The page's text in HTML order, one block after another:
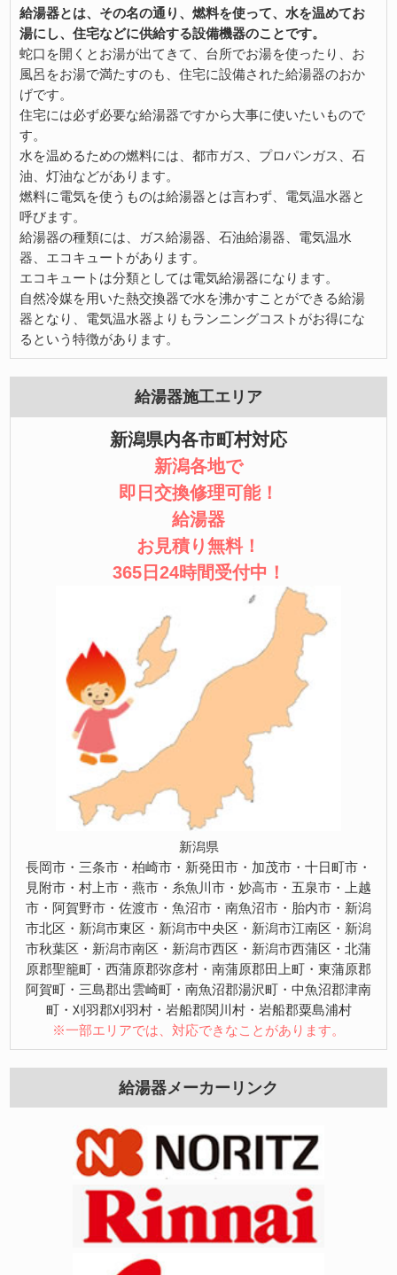
給湯器とは、その名の通り、燃料を使って、水を温めてお
湯にし、住宅などに供給する設備機器のことです。
蛇口を開くとお湯が出てきて、台所でお湯を使ったり、お
風呂をお湯で満たすのも、住宅に設備された給湯器のおか
げです。
住宅には必ず必要な給湯器ですから大事に使いたいもので
す。
水を温めるための燃料には、都市ガス、プロパンガス、石
油、灯油などがあります。
燃料に電気を使うものは給湯器とは言わず、電気温水器と
呼びます。
給湯器の種類には、ガス給湯器、石油給湯器、電気温水
器、エコキュートがあります。
エコキュートは分類としては電気給湯器になります。
自然冷媒を用いた熱交換器で水を沸かすことができる給湯
器となり、電気温水器よりもランニングコストがお得にな
るという特徴があります。
給湯器施工エリア
新潟県内各市町村対応
新潟各地で
即日交換修理可能！
給湯器
お見積り無料！
365日24時間受付中！
新潟県
長岡市・三条市・柏崎市・新発田市・加茂市・十日町市・
見附市・村上市・燕市・糸魚川市・妙高市・五泉市・上越
市・阿賀野市・佐渡市・魚沼市・南魚沼市・胎内市・新潟
市北区・新潟市東区・新潟市中央区・新潟市江南区・新潟
市秋葉区・新潟市南区・新潟市西区・新潟市西蒲区・北蒲
原郡聖籠町・西蒲原郡弥彦村・南蒲原郡田上町・東蒲原郡
阿賀町・三島郡出雲崎町・南魚沼郡湯沢町・中魚沼郡津南
町・刈羽郡刈羽村・岩船郡関川村・岩船郡粟島浦村
※一部エリアでは、対応できなことがあります。
給湯器メーカーリンク